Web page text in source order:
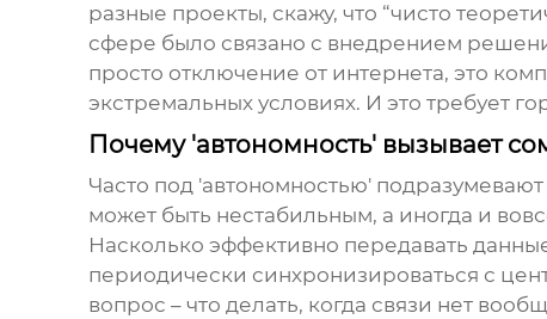
разные проекты, скажу, что “чисто
сфере было связано с внедрением
просто отключение от интернета, это
экстремальных условиях. И это требует
Почему 'автономность' вызывает
Часто под 'автономностью'
может быть нестабильным, а иногда и
Насколько эффективно передавать
периодически синхронизироваться с
вопрос – что делать, когда связи нет